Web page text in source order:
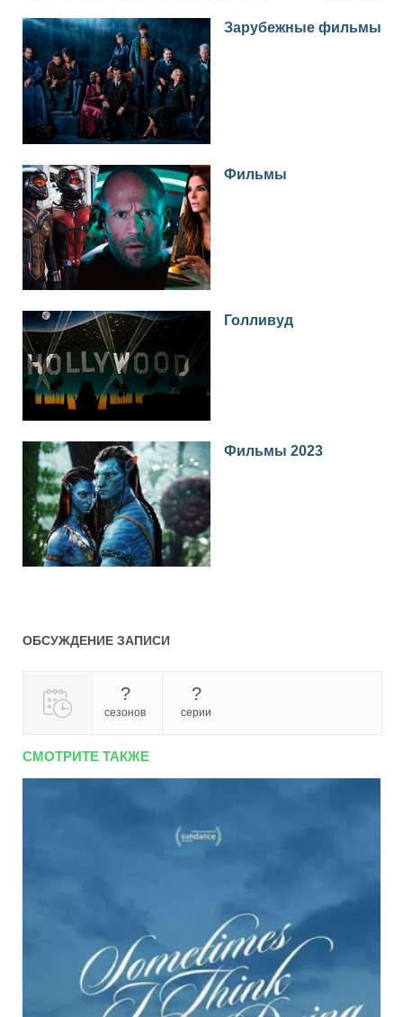
Зарубежные фильмы
Фильмы
Голливуд
Фильмы 2023
ОБСУЖДЕНИЕ ЗАПИСИ
?
сезонов
?
серии
СМОТРИТЕ ТАКЖЕ